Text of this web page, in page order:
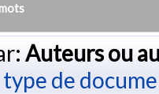
Auteurs ou
type de